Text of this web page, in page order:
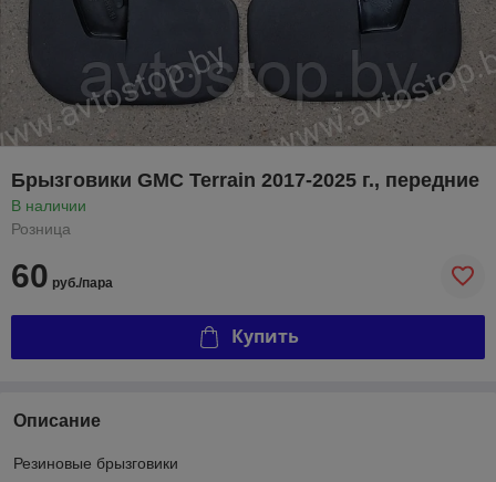
Брызговики GMC Terrain 2017-2025 г., передние
В наличии
Розница
60 руб./пара
Купить
Описание
Резиновые брызговики